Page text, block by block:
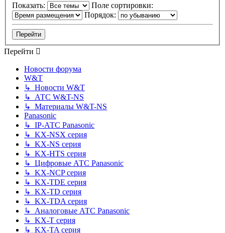
Показать:
Поле сортировки:
Порядок:
Перейти
Новости форума
W&T
↳ Новости W&T
↳ АТС W&T-NS
↳ Материалы W&T-NS
Panasonic
↳ IP-АТС Panasonic
↳ KX-NSX серия
↳ KX-NS серия
↳ KX-HTS серия
↳ Цифровые АТС Panasonic
↳ KX-NCP серия
↳ KX-TDE серия
↳ KX-TD серия
↳ KX-TDA серия
↳ Аналоговые АТС Panasonic
↳ KX-T серия
↳ KX-TA серия